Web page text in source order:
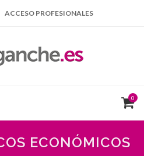
ACCESO PROFESIONALES
0
ECONÓMICOS